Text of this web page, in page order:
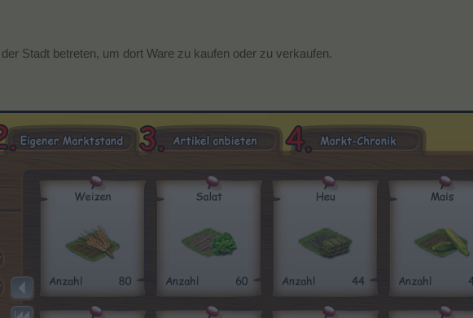
Stadt betreten, um dort Ware zu kaufen oder zu verkaufen.